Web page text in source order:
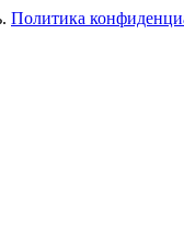
Политика